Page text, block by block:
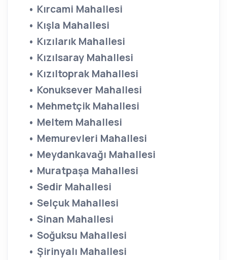
• Kırcami Mahallesi
• Kışla Mahallesi
• Kızılarık Mahallesi
• Kızılsaray Mahallesi
• Kızıltoprak Mahallesi
• Konuksever Mahallesi
• Mehmetçik Mahallesi
• Meltem Mahallesi
• Memurevleri Mahallesi
• Meydankavağı Mahallesi
• Muratpaşa Mahallesi
• Sedir Mahallesi
• Selçuk Mahallesi
• Sinan Mahallesi
• Soğuksu Mahallesi
• Şirinyalı Mahallesi